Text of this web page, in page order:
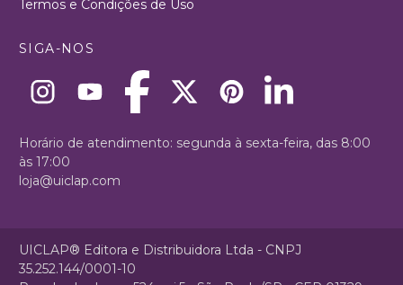
Termos e Condições de Uso
SIGA-NOS
Horário de atendimento: segunda à sexta-feira, das 8:00
às 17:00
loja@uiclap.com
UICLAP® Editora e Distribuidora Ltda - CNPJ
35.252.144/0001-10